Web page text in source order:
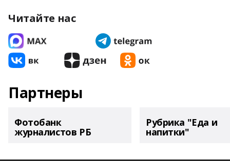
Читайте нас
Партнеры
Фотобанк
журналистов РБ
Рубрика "Еда и
напитки"